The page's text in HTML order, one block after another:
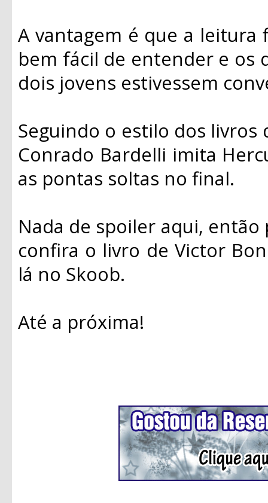
A vantagem é que a
bem fácil de entender e os
dois jovens estivessem
Seguindo o estilo dos
Conrado Bardelli imita
as pontas soltas no final.
Nada de spoiler aqui,
confira o livro de Victor
lá no Skoob.
Até a próxima!